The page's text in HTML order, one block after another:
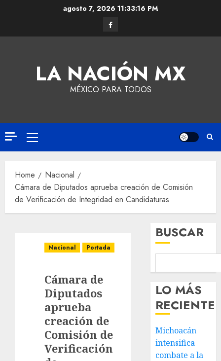
agosto 7, 202611:33:17 PM
LA NACIÓN MX
MÉXICO PARA TODOS
Home
Nacional
Cámara de Diputados aprueba creación de Comisión
de Verificación de Integridad en Candidaturas
Nacional Portada
Cámara de
Diputados
aprueba
creación de
Comisión de
Verificación
BUSCAR
LO MÁS
RECIENTE
Michoacán
intensifica
combate a la